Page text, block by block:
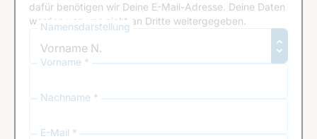
dafür benötigen wir Deine E-Mail-Adresse. Deine Daten
werden von uns nicht an Dritte weitergegeben.
Namensdarstellung
Vorname *
Nachname *
E-Mail *